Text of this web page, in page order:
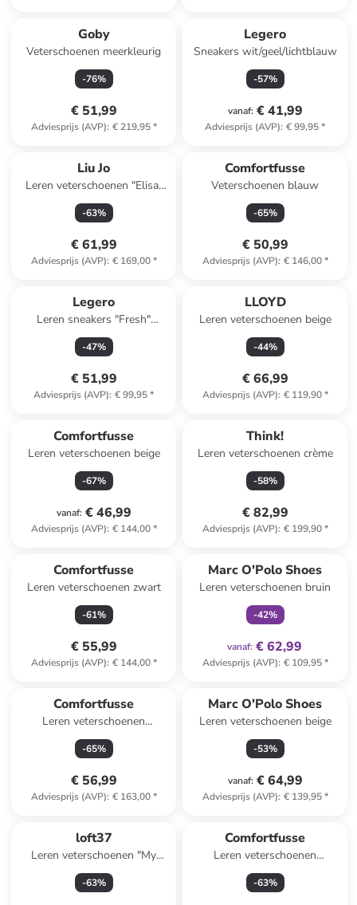
Goby
Veterschoenen meerkleurig
-76%
€ 51,99
Adviesprijs (AVP): € 219,95*
Legero
Sneakers wit/geel/lichtblauw
-57%
vanaf: € 41,99
Adviesprijs (AVP): € 99,95*
Liu Jo
Leren veterschoenen "Elisa"
zwart
-63%
€ 61,99
Adviesprijs (AVP): € 169,00*
Comfortfusse
Veterschoenen blauw
-65%
€ 50,99
Adviesprijs (AVP): € 146,00*
Legero
Leren sneakers "Fresh"
lichtroze
-47%
€ 51,99
Adviesprijs (AVP): € 99,95*
LLOYD
Leren veterschoenen beige
-44%
€ 66,99
Adviesprijs (AVP): € 119,90*
Comfortfusse
Leren veterschoenen beige
-67%
vanaf: € 46,99
Adviesprijs (AVP): € 144,00*
Think!
Leren veterschoenen crème
-58%
€ 82,99
Adviesprijs (AVP): € 199,90*
Comfortfusse
Leren veterschoenen zwart
-61%
€ 55,99
Adviesprijs (AVP): € 144,00*
Marc O'Polo Shoes
Leren veterschoenen bruin
-42%
vanaf: € 62,99
Adviesprijs (AVP): € 109,95*
Comfortfusse
Leren veterschoenen
"Harmony" grijs
-65%
€ 56,99
Adviesprijs (AVP): € 163,00*
Marc O'Polo Shoes
Leren veterschoenen beige
-53%
vanaf: € 64,99
Adviesprijs (AVP): € 139,95*
loft37
Leren veterschoenen "My
Own Strength" zwart
-63%
Comfortfusse
Leren veterschoenen
"Harmony" beige
-63%